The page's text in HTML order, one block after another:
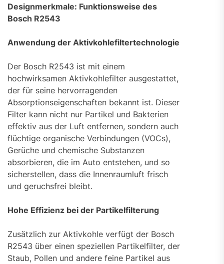
Designmerkmale: Funktionsweise des
Bosch R2543
Anwendung der Aktivkohlefiltertechnologie
Der Bosch R2543 ist mit einem
hochwirksamen Aktivkohlefilter ausgestattet,
der für seine hervorragenden
Absorptionseigenschaften bekannt ist. Dieser
Filter kann nicht nur Partikel und Bakterien
effektiv aus der Luft entfernen, sondern auch
flüchtige organische Verbindungen (VOCs),
Gerüche und chemische Substanzen
absorbieren, die im Auto entstehen, und so
sicherstellen, dass die Innenraumluft frisch
und geruchsfrei bleibt.
Hohe Effizienz bei der Partikelfilterung
Zusätzlich zur Aktivkohle verfügt der Bosch
R2543 über einen speziellen Partikelfilter, der
Staub, Pollen und andere feine Partikel aus